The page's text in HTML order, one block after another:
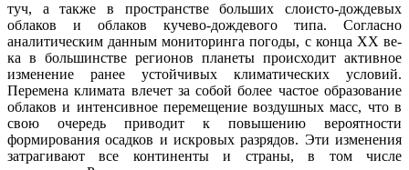
туч, а также в пространстве больших слоисто-дождевых
облаков и облаков кучево‑дождевого ти­па. Согласно
аналитическим данным мониторинга погоды, с конца XX ве­
ка в большинстве регионов планеты происходит активное
изменение ранее устойчивых климатических условий.
Перемена климата влечет за собой более частое образование
облаков и интенсивное перемещение воздушных масс, что в
свою очередь приводит к повышению вероятности
формирования осадков и искровых разрядов. Эти изменения
затрагивают все континенты и страны, в том числе